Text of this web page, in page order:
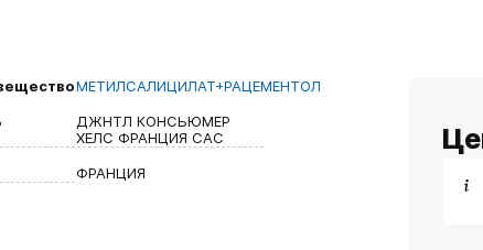
МЕТИЛСАЛИЦИЛАТ+РАЦЕМЕНТОЛ
ДЖНТЛ КОНСЬЮМЕР
ХЕЛС ФРАНЦИЯ САС
ФРАНЦИЯ